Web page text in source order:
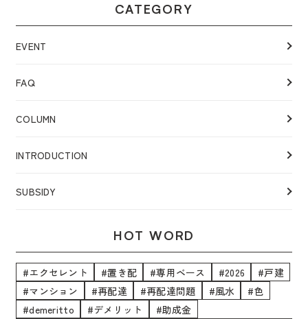
CATEGORY
EVENT
FAQ
COLUMN
INTRODUCTION
SUBSIDY
HOT WORD
#エクセレント #置き配 #専用ベース #2026
#戸建
#マンション
#再配達 #再配達問題 #風水
#色
#demeritto
#デメリット
#助成金